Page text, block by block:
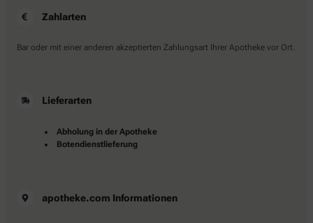
Zahlarten
Bar oder mit einer anderen akzeptierten Zahlungsart Ihrer Apotheke vor Ort.
Lieferarten
Abholung in der Apotheke
Botendienstlieferung
apotheke.com Informationen